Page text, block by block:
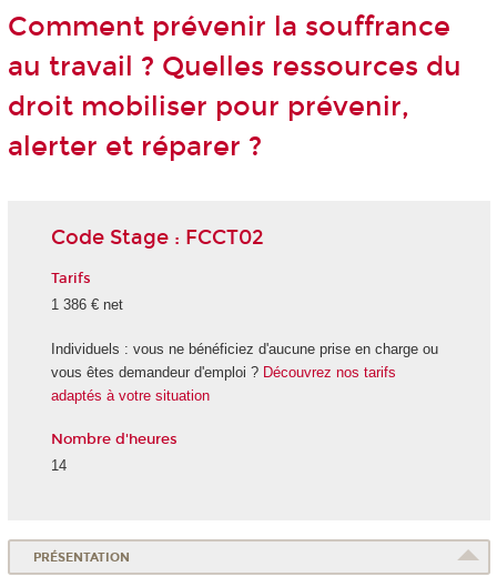
Comment prévenir la souffrance
au travail ? Quelles ressources du
droit mobiliser pour prévenir,
alerter et réparer ?
Code Stage : FCCT02
Tarifs
1 386 € net
Individuels : vous ne bénéficiez d'aucune prise en charge ou
vous êtes demandeur d'emploi ? Découvrez nos tarifs
adaptés à votre situation
Nombre d'heures
14
PRÉSENTATION